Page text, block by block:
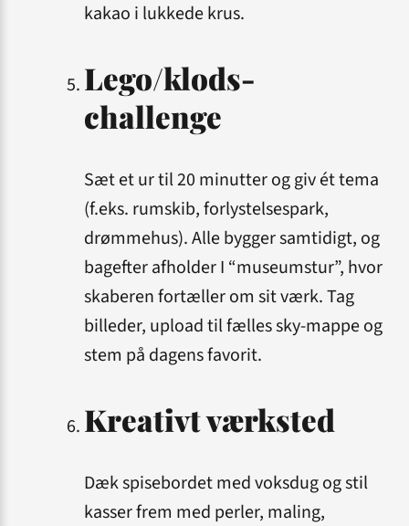
kakao i lukkede krus.
Lego/klods-
challenge
Sæt et ur til 20 minutter og giv ét tema
(f.eks. rumskib, forlystelsespark,
drømmehus). Alle bygger samtidigt, og
bagefter afholder I “museumstur”, hvor
skaberen fortæller om sit værk. Tag
billeder, upload til fælles sky-mappe og
stem på dagens favorit.
Kreativt værksted
Dæk spisebordet med voks­dug og stil
kasser frem med perler, maling,